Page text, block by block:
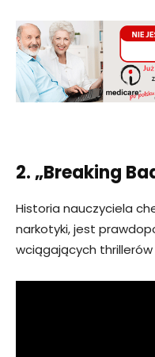
2. „Breaking
Historia nauczyciela
narkotyki, jest
wciągających